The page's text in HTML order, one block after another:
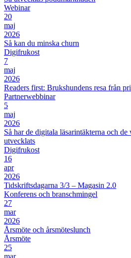
Webinar
20
maj
2026
Så kan du minska churn
Digifrukost
7
maj
2026
Readers first: Brukshundens resa från
Partnerwebbinar
5
maj
2026
Så har de digitala läsarintäkterna och
utvecklats
Digifrukost
16
apr
2026
Tidskriftsdagarna 3/3 – Magasin 2.0
Konferens och branschmingel
27
mar
2026
Årsmöte och årsmöteslunch
Årsmöte
25
mar